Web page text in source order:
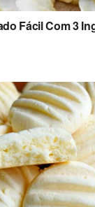
Fácil Com 3